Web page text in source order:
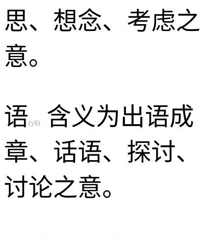
思、想念、考虑之
意。
语(yǔ)
含义为出语成
章、话语、探讨、
讨论之意。